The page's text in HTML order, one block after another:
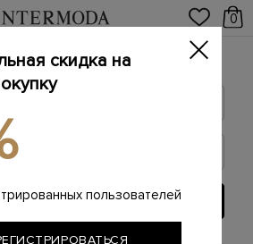
0
Войти
ВОЙТИ
скидка на
пользователей